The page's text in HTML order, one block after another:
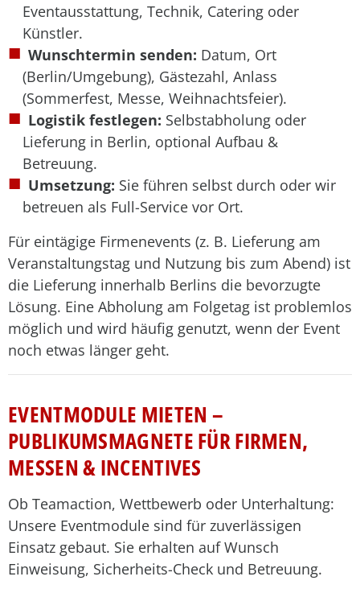
Eventausstattung, Technik, Catering oder
Künstler.
Wunschtermin senden: Datum, Ort
(Berlin/Umgebung), Gästezahl, Anlass
(Sommerfest, Messe, Weihnachtsfeier).
Logistik festlegen: Selbstabholung oder
Lieferung in Berlin, optional Aufbau &
Betreuung.
Umsetzung: Sie führen selbst durch oder wir
betreuen als Full-Service vor Ort.
Für eintägige Firmenevents (z. B. Lieferung am
Veranstaltungstag und Nutzung bis zum Abend) ist
die Lieferung innerhalb Berlins die bevorzugte
Lösung. Eine Abholung am Folgetag ist problemlos
möglich und wird häufig genutzt, wenn der Event
noch etwas länger geht.
EVENTMODULE MIETEN –
PUBLIKUMSMAGNETE FÜR FIRMEN,
MESSEN & INCENTIVES
Ob Teamaction, Wettbewerb oder Unterhaltung:
Unsere Eventmodule sind für zuverlässigen
Einsatz gebaut. Sie erhalten auf Wunsch
Einweisung, Sicherheits-Check und Betreuung.